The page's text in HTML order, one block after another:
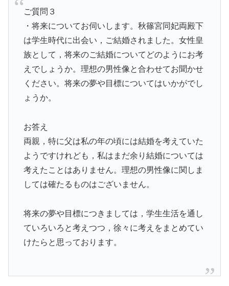
ご質問３
・将来についてお伺いします。秋篠宮同妃両殿下
は学生時代に出会い，ご結婚されました。女性皇
族として，将来のご結婚についてどのようにお考
えでしょうか。理想の男性像と合わせてお聞かせ
ください。将来の夢や目標についてはいかがでし
ょうか。
お答え
両親，特に父は私の年の頃には結婚を考えていた
ようですけれども，私はまだ余り結婚については
考えたことはありません。理想の男性像に関しま
しては確たるものはございません。
将来の夢や目標につきましては，学生生活を通し
ていろいろと考えつつ，徐々に考えをまとめてい
けたらと思っております。